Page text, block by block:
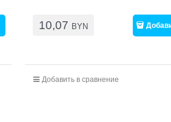
10,07 BYN
Добавить в сравнение